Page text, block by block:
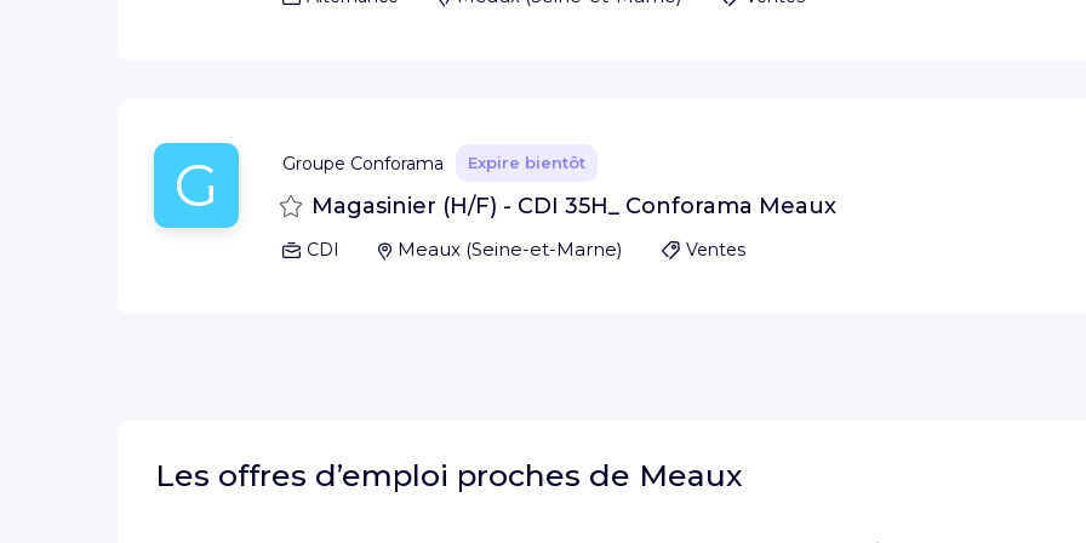
G Groupe Conforama Expire bientôt
Sauvegarder
Magasinier (H/F) - CDI 35H_ Conforama Meaux
CDI Meaux(Seine-et-Marne) Ventes
Les offres d’emploi proches de Meaux